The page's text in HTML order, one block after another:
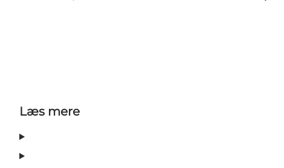
Læs mere